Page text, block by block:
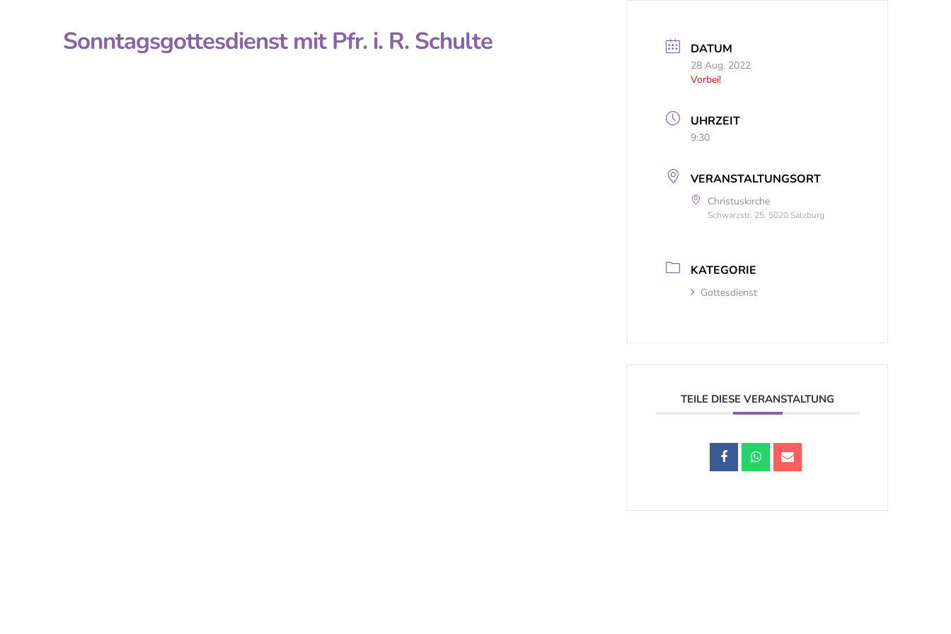
Sonntagsgottesdienst mit Pfr. i. R. Schulte DATUM
28 Aug. 2022
Vorbei!
UHRZEIT
9:30
VERANSTALTUNGSORT
Christuskirche
Schwarzstr. 25, 5020 Salzburg
KATEGORIE
Gottesdienst
TEILE DIESE VERANSTALTUNG